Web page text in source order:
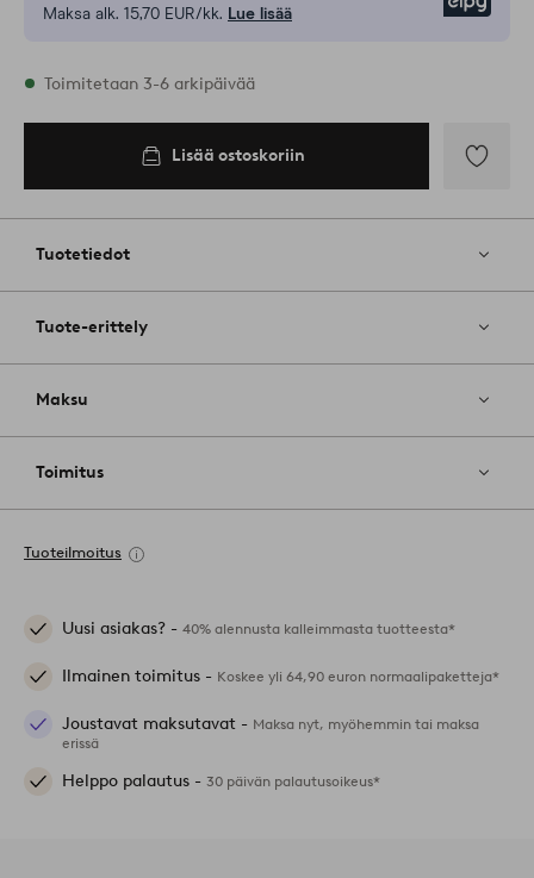
Maksa alk. 15,70 EUR/kk. Lue lisää
Varastossa
Toimitetaan 3-6 arkipäivää
Lisää ostoskoriin
Tuotetiedot
Tuote-erittely
Maksu
Toimitus
Tuoteilmoitus
Uusi asiakas? - 40% alennusta kalleimmasta tuotteesta*
Ilmainen toimitus - Koskee yli 64,90 euron normaalipaketteja*
Joustavat maksutavat - Maksa nyt, myöhemmin tai maksa
erissä
Helppo palautus - 30 päivän palautusoikeus*